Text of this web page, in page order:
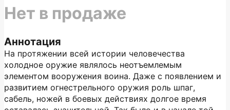
Аннотация
На протяжении всей истории человечества
холодное оружие являлось неотъемлемым
элементом вооружения воина. Даже с появлением и
развитием огнестрельного оружия роль шпаг,
сабель, ножей в боевых действиях долгое время
Нет в продаже